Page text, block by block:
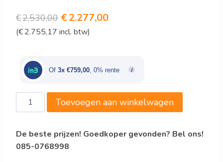
€2.530,00 Oorspronkelijke
prijs
€2.530,00.
€2.277,00Huidige
€2.277,00.
(€2.755,17 incl. btw)
Of 3x €759,00, 0% rente
Convectie
oven
SHOP.Pro™
LED
Toevoegen aan winkelwagen
De beste prijzen! Goedkoper gevonden? Bel ons!
085-0768998